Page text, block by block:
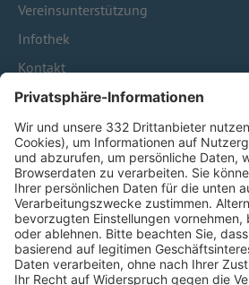
Vereinsunterstützung
Infothek
Kontakt
HÄUFIG BESUCHTE SEITEN
Pässe und Vereinswechsel
Trainerausbildung
Schulungsangebot Vereinsmitarbeiter
BFV-Geschäftsstellen
Trainerbörse